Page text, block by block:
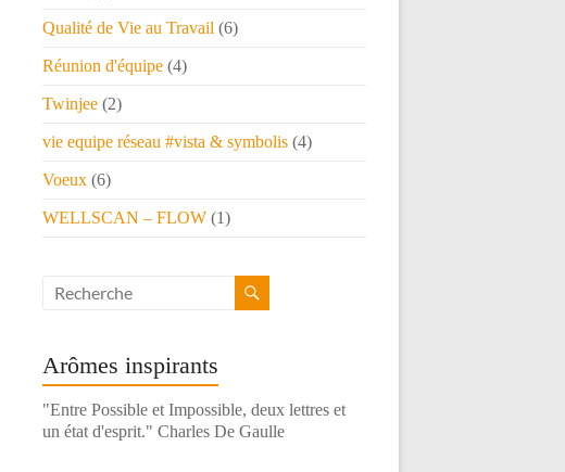
Qualité de Vie au Travail (6)
Réunion d'équipe(4)
Twinjee(2)
vie equipe réseau #vista & symbolis(4)
Voeux(6)
WELLSCAN – FLOW(1)
Arômes inspirants
"Entre Possible et Impossible, deux lettres et
un état d'esprit." Charles De Gaulle